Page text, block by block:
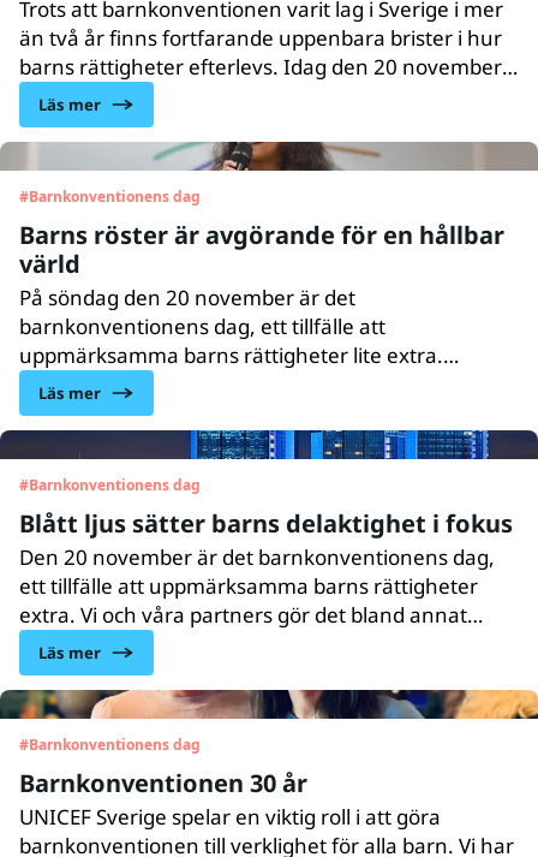
Trots att barnkonventionen varit lag i Sverige i mer
än två år finns fortfarande uppenbara brister i hur
barns rättigheter efterlevs. Idag den 20 november
är det Barnkonventionens dag och det är därför
särskild anledning att uppmärksamma dessa
brister. Det är dags för regeringen att förverkliga
utsatta situationer, det skriver 22 organisationer
som arbetar med barns rättigheter.
Läs mer
#Barnkonventionens dag
Barns röster är avgörande för en hållbar
värld
På söndag den 20 november är det
barnkonventionens dag, ett tillfälle att
uppmärksamma barns rättigheter lite extra.
UNICEF har en viktig roll i att barnkonventionen
respekteras och efterlevs, i Sverige och globalt. För
att det ska bli möjligt måste barn få göra sina röster
beslut som rör deras liv. I år är det viktigare
än någonsin.
Läs mer
#Barnkonventionens dag
Blått ljus sätter barns delaktighet i fokus
Den 20 november är det barnkonventionens dag,
ett tillfälle att uppmärksamma barns rättigheter
extra. Vi och våra partners gör det bland annat
genom att lysa upp svenska landmärken och
byggnader i UNICEFs blå färg. Tillsammans sätter vi
barn och ungas rätt till delaktighet och inflytande
Läs mer
#Barnkonventionens dag
Barnkonventionen 30 år
UNICEF Sverige spelar en viktig roll i att göra
barnkonventionen till verklighet för alla barn. Vi har